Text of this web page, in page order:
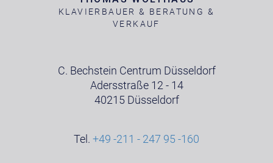
KLAVIERBAUER & BERATUNG &
VERKAUF
C. Bechstein Centrum Düsseldorf
Adersstraße 12 - 14
40215 Düsseldorf
Tel. +49 -211 - 247 95 -160